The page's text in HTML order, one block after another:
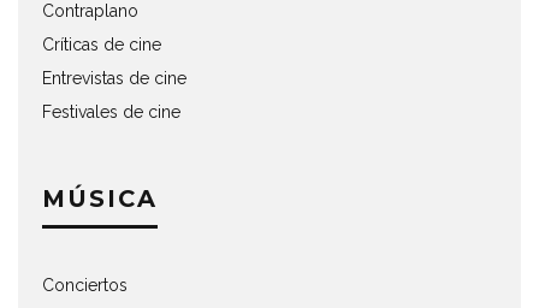
Contraplano
Críticas de cine
Entrevistas de cine
Festivales de cine
MÚSICA
Conciertos